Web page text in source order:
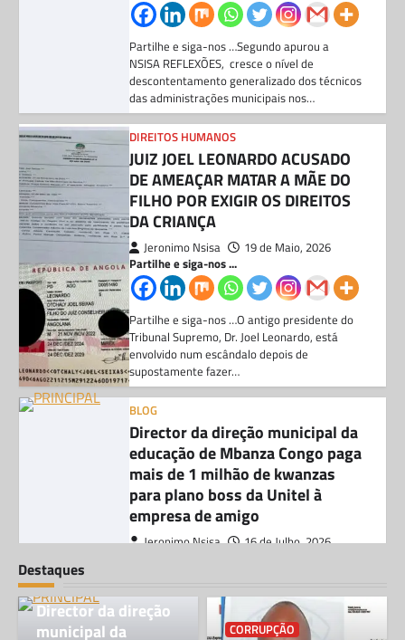
DIREITOS HUMANOS
JUIZ JOEL LEONARDO ACUSADO
DE AMEAÇAR MATAR A MÃE DO
FILHO POR EXIGIR OS DIREITOS
DA CRIANÇA
Jeronimo Nsisa 19 de Maio, 2026
Partilhe e siga-nos ...
Partilhe e siga-nos …O antigo presidente do
Tribunal Supremo, Dr. Joel Leonardo, está
envolvido num escândalo depois de
supostamente fazer…
BLOG
Director da direção municipal da
educação de Mbanza Congo paga
mais de 1 milhão de kwanzas
para plano boss da Unitel à
empresa de amigo
Jeronimo Nsisa
Partilhe e siga-nos ...
Partilhe e siga-nos …De acordo com as
investigações e documentos que a nossa
teve acesso, fazem saber que , o…
sobrinho envolvidos no
contrabando de combustivel
Destaques
BLOG
Director da direção
municipal da
CORRUPÇÃO